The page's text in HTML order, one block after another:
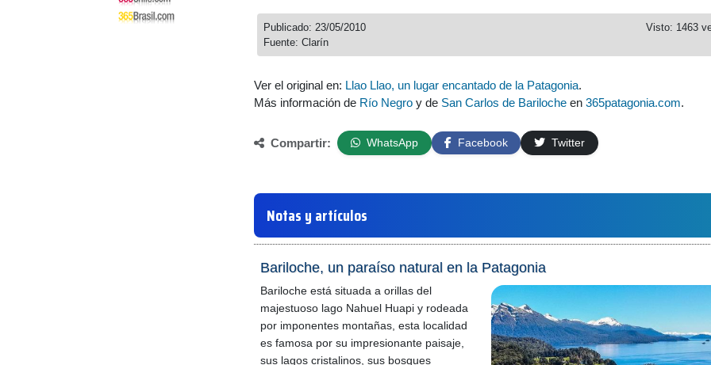
Visto: 1463
Publicado: 23/05/2010
Fuente: Clarín
Ver el original en: Llao Llao, un lugar encantado de la Patagonia.
Más información de Río Negro y de San Carlos de Bariloche en 365patagonia.com.
Compartir: WhatsApp Facebook Twitter
Notas y artículos
Bariloche, un paraíso natural en la Patagonia
Bariloche está situada a orillas del
majestuoso lago Nahuel Huapi y rodeada
por imponentes montañas, esta localidad
es famosa por su impresionante paisaje,
sus lagos cristalinos, sus bosques